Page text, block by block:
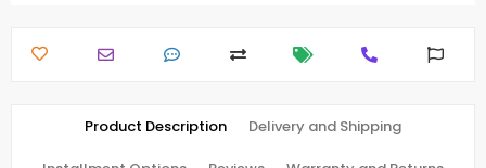
Product Description Delivery and Shipping